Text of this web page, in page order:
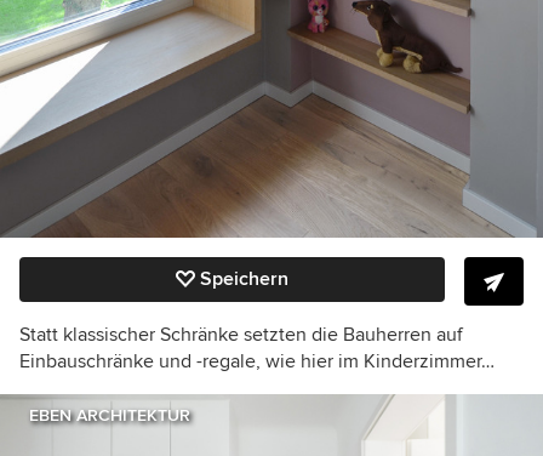
Speichern
Statt klassischer Schränke setzten die Bauherren auf
Einbauschränke und -regale, wie hier im Kinderzimmer…
EBEN ARCHITEKTUR